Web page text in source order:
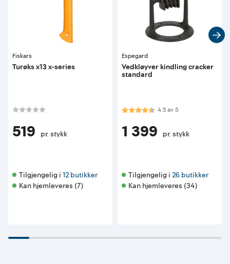
Fiskars
Turøks x13 x-series
519 pr. stykk
Tilgjengelig i 12 butikker
Kan hjemleveres (7)
Espegard
Vedkløyver kindling cracker
standard
Karakter:4.5 av 5 mulige
4.5av5
1 399 pr. stykk
Tilgjengelig i 26 butikker
Kan hjemleveres (34)